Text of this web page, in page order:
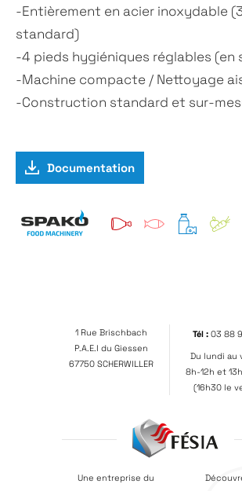
-Entièrement en acier inoxydable
standard)
-4 pieds hygiéniques réglables (en
-Machine compacte / Nettoyage
-Construction standard et sur-
Documentation
1 Rue Brischbach
P.A.E.I du Giessen
67750 SCHERWILLER
Tél : 03 88
Du lundi au
8h-12h et
(16h30 le
Une entreprise du